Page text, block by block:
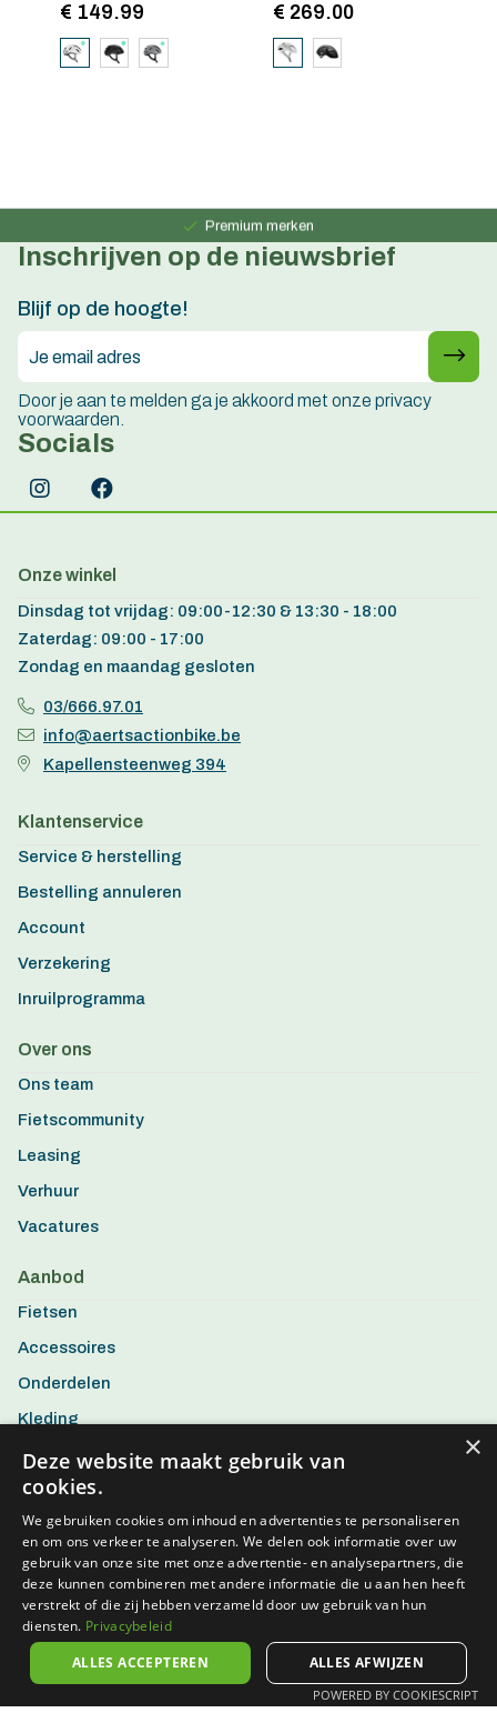
€ 149.99 € 269.00
Premium merken
Persoonlijk advies
Inschrijven op de nieuwsbrief
Blijf op de hoogte!
Door je aan te melden ga je akkoord met onze privacy
voorwaarden.
Socials
Onze winkel
Dinsdag tot vrijdag: 09:00-12:30 & 13:30 - 18:00
Zaterdag: 09:00 - 17:00
Zondag en maandag gesloten
03/666.97.01
info@aertsactionbike.be
Kapellensteenweg 394
Klantenservice
Service & herstelling
Bestelling annuleren
Account
Verzekering
Inruilprogramma
Over ons
Ons team
Fietscommunity
Leasing
Verhuur
Vacatures
Aanbod
Fietsen
Accessoires
Onderdelen
Kleding
Aanbiedingen
×
Deze website maakt gebruik van
cookies.
We gebruiken cookies om inhoud en advertenties te personaliseren
en om ons verkeer te analyseren. We delen ook informatie over uw
gebruik van onze site met onze advertentie- en analysepartners, die
deze kunnen combineren met andere informatie die u aan hen heeft
verstrekt of die zij hebben verzameld door uw gebruik van hun
diensten. Privacybeleid
ALLES ACCEPTEREN
ALLES AFWIJZEN
POWERED BY COOKIESCRIPT